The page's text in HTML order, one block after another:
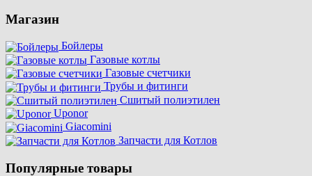
Магазин
Бойлеры
Газовые котлы
Газовые счетчики
Трубы и фитинги
Сшитый полиэтилен
Uponor
Giacomini
Запчасти для Котлов
Популярные товары